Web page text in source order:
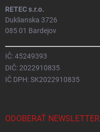
RETEC s.r.o.
Duklianska 3726
085 01 Bardejov
IČ: 45249393
DIČ: 2022910835
IČ DPH: SK2022910835
ODOBERAŤ NEWSLETTER